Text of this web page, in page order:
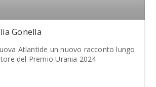
Gonella
Atlantide un nuovo racconto lungo
del Premio Urania 2024